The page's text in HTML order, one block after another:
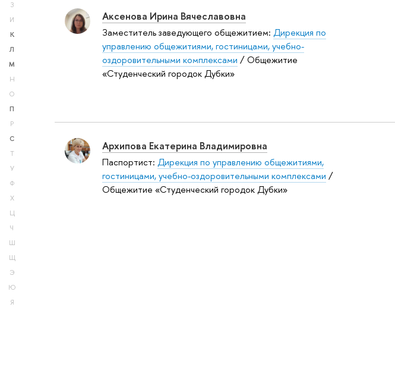
З
И
К
Л
М
Н
О
П
Р
С
Т
У
Ф
Х
Ц
Ч
Ш
Щ
Э
Ю
Я
Аксенова Ирина Вячеславовна
Заместитель заведующего общежитием: Дирекция по
управлению общежитиями, гостиницами, учебно-
оздоровительными комплексами / Общежитие
«Студенческий городок Дубки»
Архипова Екатерина Владимировна
Паспортист: Дирекция по управлению общежитиями,
гостиницами, учебно-оздоровительными комплексами /
Общежитие «Студенческий городок Дубки»